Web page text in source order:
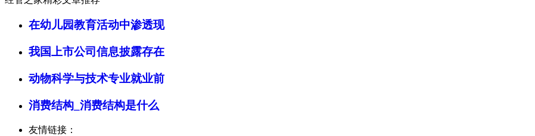
在幼儿园教育活动中渗透现
我国上市公司信息披露存在
动物科学与技术专业就业前
消费结构_消费结构是什么
友情链接：